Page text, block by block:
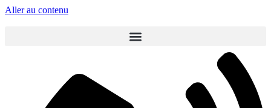
Aller au contenu